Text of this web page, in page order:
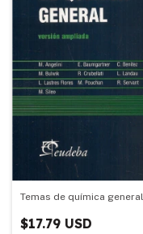
Temas de química general
$17.79 USD